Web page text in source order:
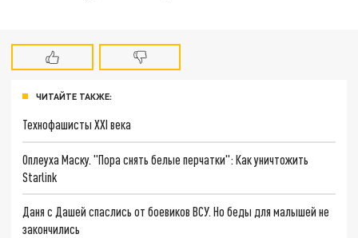
ЧИТАЙТЕ ТАКЖЕ:
Технофашисты XXI века
Оплеуха Маску. "Пора снять белые перчатки": Как уничтожить
Starlink
Даня с Дашей спаслись от боевиков ВСУ. Но беды для малышей не
закончились